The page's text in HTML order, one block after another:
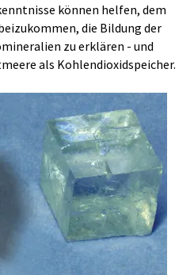
können helfen, dem
die Bildung der
zu erklären - und
als Kohlendioxidspeicher.